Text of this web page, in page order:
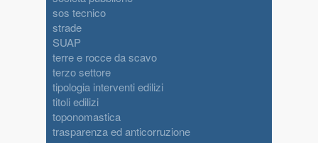
sos tecnico
strade
SUAP
terre e rocce da scavo
terzo settore
tipologia interventi edilizi
titoli edilizi
toponomastica
trasparenza ed anticorruzione